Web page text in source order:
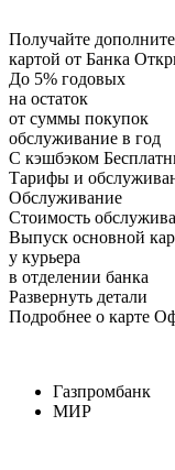
Получайте
картой от Банка
До 5% годовых
на остаток
от суммы покупок
обслуживание в год
С кэшбэком
Тарифы и
Обслуживание
Стоимость
Выпуск основной
у курьера
в отделении банка
Развернуть детали
Подробнее о карте
Газпромбанк
МИР